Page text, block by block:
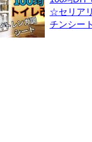
☆セリア
チンシー